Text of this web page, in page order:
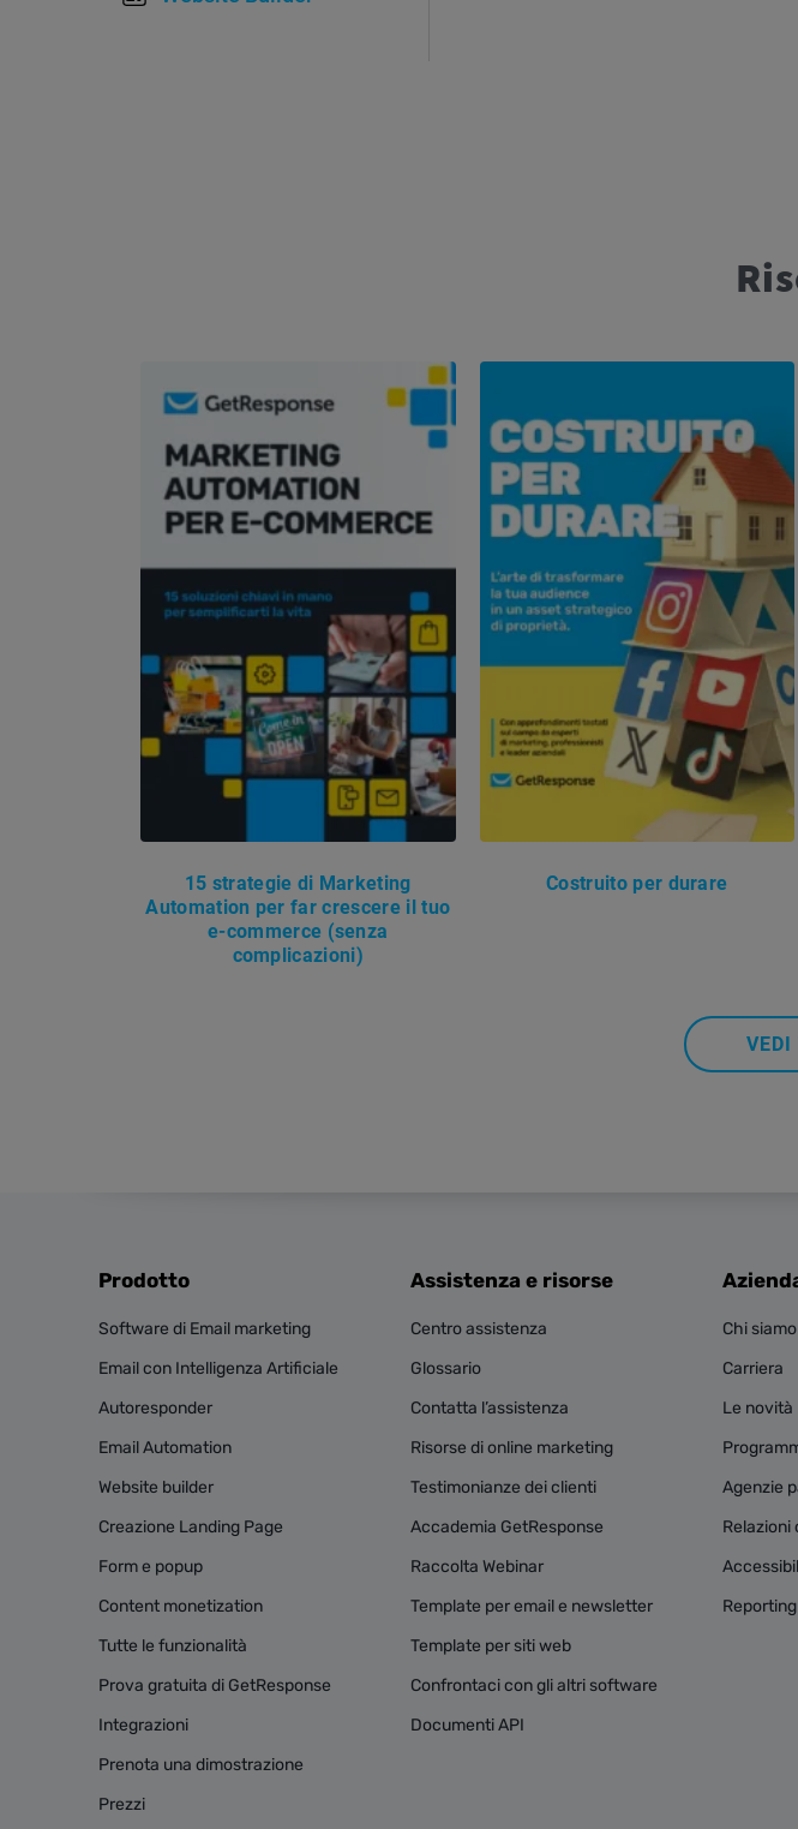
15 strategie di Marketing
Automation per far crescere il tuo
e-commerce (senza
complicazioni)
Costruito per durare
VEDI
Prodotto
Software di Email marketing
Email con Intelligenza Artificiale
Autoresponder
Email Automation
Website builder
Creazione Landing Page
Form e popup
Content monetization
Tutte le funzionalità
Prova gratuita di GetResponse
Integrazioni
Prenota una dimostrazione
Prezzi
Assistenza e risorse
Centro assistenza
Glossario
Contatta l’assistenza
Risorse di online marketing
Testimonianze dei clienti
Accademia GetResponse
Raccolta Webinar
Template per email e newsletter
Template per siti web
Confrontaci con gli altri software
Documenti API
Chi siamo
Carriera
Le novità
Agenzie
Relazioni